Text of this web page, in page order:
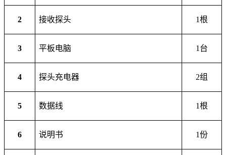
2 接收探头 1根
3 平板电脑 1台
4 探头充电器 2组
5 数据线 1根
6 说明书 1份